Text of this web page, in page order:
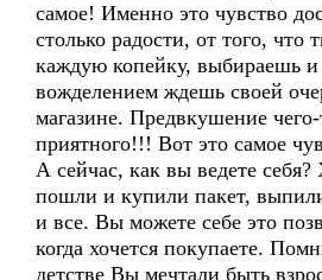
самое! Именно это чувство
столько радости, от того, что
каждую копейку, выбираешь и
вожделением ждешь своей
магазине. Предвкушение
приятного!!! Вот это самое
А сейчас, как вы ведете себя?
пошли и купили пакет,
и все. Вы можете себе это
когда хочется покупаете.
детстве Вы мечтали быть